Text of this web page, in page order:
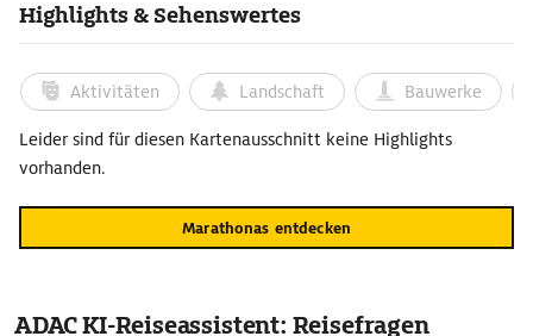
der Neuzeit 1896. Ein modernes Denkmal rechts der Straße von
Highlights & Sehenswertes
Aktivitäten Landschaft Bauwerke
Leider sind für diesen Kartenausschnitt keine Highlights
vorhanden.
Marathonas entdecken
ADAC KI-Reiseassistent: Reisefragen